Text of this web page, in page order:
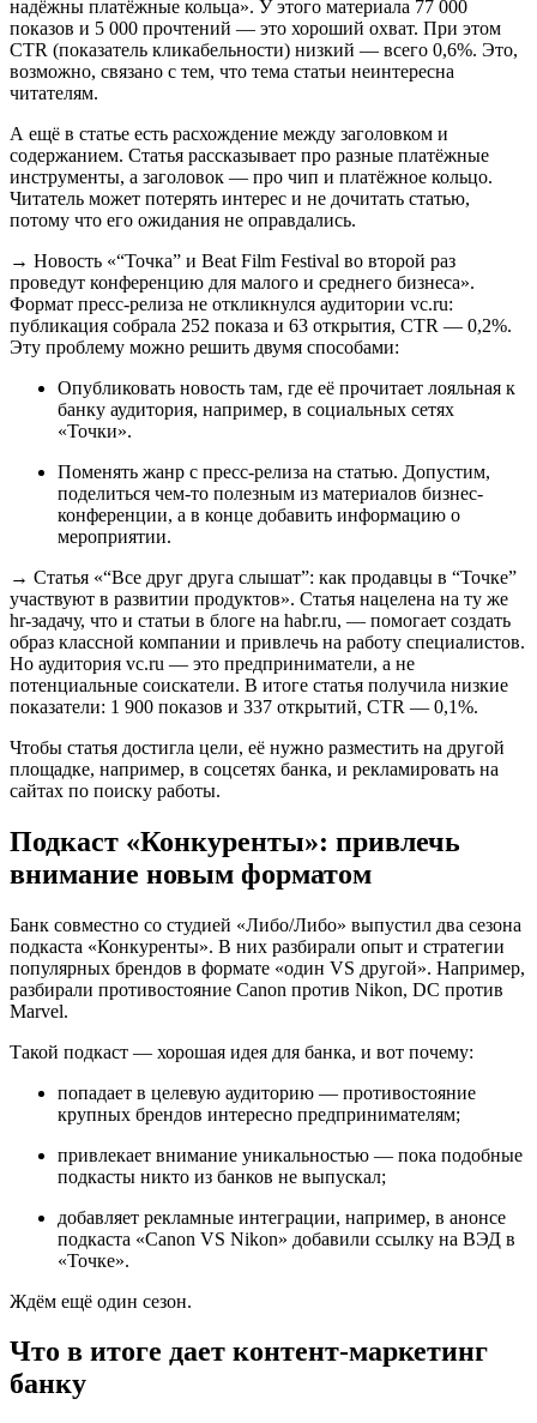
надёжны платёжные кольца». У этого материала 77 000
показов и 5 000 прочтений — это хороший охват. При этом
CTR (показатель кликабельности) низкий — всего 0,6%. Это,
возможно, связано с тем, что тема статьи неинтересна
читателям.
А ещё в статье есть расхождение между заголовком и
содержанием. Статья рассказывает про разные платёжные
инструменты, а заголовок — про чип и платёжное кольцо.
Читатель может потерять интерес и не дочитать статью,
потому что его ожидания не оправдались.
→ Новость «“Точка” и Beat Film Festival во второй раз
проведут конференцию для малого и среднего бизнеса».
Формат пресс-релиза не откликнулся аудитории vc.ru:
публикация собрала 252 показа и 63 открытия, CTR — 0,2%.
Эту проблему можно решить двумя способами:
Опубликовать новость там, где её прочитает лояльная к
банку аудитория, например, в социальных сетях
«Точки».
Поменять жанр с пресс-релиза на статью. Допустим,
поделиться чем-то полезным из материалов бизнес-
конференции, а в конце добавить информацию о
мероприятии.
→ Статья «“Все друг друга слышат”: как продавцы в “Точке”
участвуют в развитии продуктов». Статья нацелена на ту же
hr-задачу, что и статьи в блоге на habr.ru, — помогает создать
образ классной компании и привлечь на работу специалистов.
Но аудитория vc.ru — это предприниматели, а не
потенциальные соискатели. В итоге статья получила низкие
показатели: 1 900 показов и 337 открытий, CTR — 0,1%.
Чтобы статья достигла цели, её нужно разместить на другой
площадке, например, в соцсетях банка, и рекламировать на
сайтах по поиску работы.
Подкаст «Конкуренты»: привлечь
внимание новым форматом
Банк совместно со студией «Либо/Либо» выпустил два сезона
подкаста «Конкуренты». В них разбирали опыт и стратегии
популярных брендов в формате «один VS другой». Например,
разбирали противостояние Canon против Nikon, DC против
Marvel.
Такой подкаст — хорошая идея для банка, и вот почему:
попадает в целевую аудиторию — противостояние
крупных брендов интересно предпринимателям;
привлекает внимание уникальностью — пока подобные
подкасты никто из банков не выпускал;
добавляет рекламные интеграции, например, в анонсе
подкаста «Canon VS Nikon» добавили ссылку на ВЭД в
«Точке».
Ждём ещё один сезон.
Что в итоге дает контент-маркетинг
банку